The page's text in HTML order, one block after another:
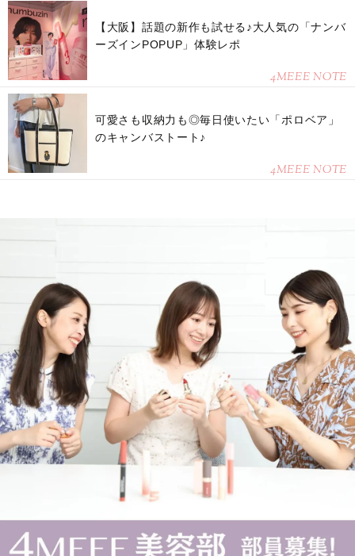
【大阪】話題の新作も試せる♪大人気の「ナンバ
ーズインPOPUP」体験レポ
4MEEE NOTE
可愛さも収納力も◎毎日使いたい「ポロベア」
のキャンバストート♪
4MEEE NOTE